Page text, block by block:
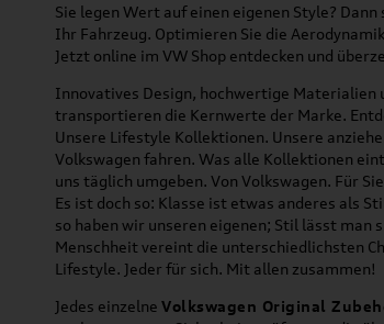
Sie legen Wert auf einen eigenen Style?
Ihr Fahrzeug. Optimieren Sie die
Jetzt online im VW Shop entdecken und
Innovatives Design, hochwertige Materialien
transportieren die Kernwerte der Marke.
Unsere Lifestyle Kollektionen. Unsere
Volkswagen fahren. Was alle Kollektionen
uns täglich umgeben. Von Volkswagen. Für
Es ist doch so: Klasse ist etwas anderes als
so haben wir unseren eigenen; Stil lässt
Menschheit vereint die unterschiedlichsten
Lifestyle. Jeder für sich. Mit allen zusammen!
Jedes einzelne Volkswagen Original